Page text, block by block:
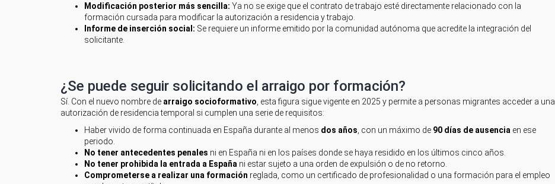
Modificación posterior más sencilla: Ya no se exige que el contrato de trabajo esté directamente relacionado con la
formación cursada para modificar la autorización a residencia y trabajo.
Informe de inserción social: Se requiere un informe emitido por la comunidad autónoma que acredite la integración del
solicitante.
¿Se puede seguir solicitando el arraigo por formación?
Sí. Con el nuevo nombre de arraigo socioformativo , esta figura sigue vigente en 2025 y permite a personas migrantes acceder a una
autorización de residencia temporal si cumplen una serie de requisitos:
Haber vivido de forma continuada en España durante al menos dos años , con un máximo de 90 días de ausencia en ese
periodo.
No tener antecedentes penales ni en España ni en los países donde se haya residido en los últimos cinco años.
No tener prohibida la entrada a España ni estar sujeto a una orden de expulsión o de no retorno.
Comprometerse a realizar una formación reglada, como un certificado de profesionalidad o una formación para el empleo